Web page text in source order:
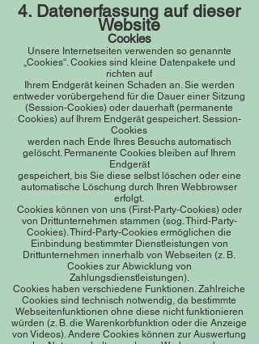
4. Datenerfassung auf dieser
Website
Cookies
Unsere Internetseiten verwenden so genannte
„Cookies“. Cookies sind kleine Datenpakete und
richten auf
Ihrem Endgerät keinen Schaden an. Sie werden
entweder vorübergehend für die Dauer einer Sitzung
(Session-Cookies) oder dauerhaft (permanente
Cookies) auf Ihrem Endgerät gespeichert. Session-
Cookies
werden nach Ende Ihres Besuchs automatisch
gelöscht. Permanente Cookies bleiben auf Ihrem
Endgerät
gespeichert, bis Sie diese selbst löschen oder eine
automatische Löschung durch Ihren Webbrowser
erfolgt.
Cookies können von uns (First-Party-Cookies) oder
von Drittunternehmen stammen (sog. Third-Party-
Cookies). Third-Party-Cookies ermöglichen die
Einbindung bestimmter Dienstleistungen von
Drittunternehmen innerhalb von Webseiten (z. B.
Cookies zur Abwicklung von
Zahlungsdienstleistungen).
Cookies haben verschiedene Funktionen. Zahlreiche
Cookies sind technisch notwendig, da bestimmte
Webseitenfunktionen ohne diese nicht funktionieren
würden (z. B. die Warenkorbfunktion oder die Anzeige
von Videos). Andere Cookies können zur Auswertung